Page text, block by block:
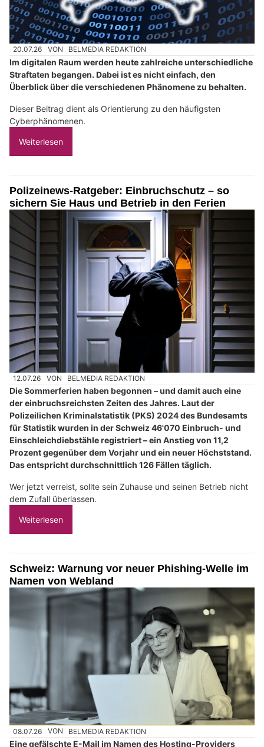
20.07.26 VON BELMEDIA REDAKTION
Im digitalen Raum werden heute zahlreiche unterschiedliche
Straftaten begangen. Dabei ist es nicht einfach, den
Überblick über die verschiedenen Phänomene zu behalten.
Dieser Beitrag dient als Orientierung zu den häufigsten
Cyberphänomenen.
Weiterlesen
Polizeinews-Ratgeber: Einbruchschutz – so
sichern Sie Haus und Betrieb in den Ferien
12.07.26 VON BELMEDIA REDAKTION
Die Sommerferien haben begonnen – und damit auch eine
der einbruchsreichsten Zeiten des Jahres. Laut der
Polizeilichen Kriminalstatistik (PKS) 2024 des Bundesamts
für Statistik wurden in der Schweiz 46'070 Einbruch- und
Einschleichdiebstähle registriert – ein Anstieg von 11,2
Prozent gegenüber dem Vorjahr und ein neuer Höchststand.
Das entspricht durchschnittlich 126 Fällen täglich.
Wer jetzt verreist, sollte sein Zuhause und seinen Betrieb nicht
dem Zufall überlassen.
Weiterlesen
Schweiz: Warnung vor neuer Phishing-Welle im
Namen von Webland
08.07.26 VON BELMEDIA REDAKTION
Eine gefälschte E-Mail im Namen des Hosting-Providers